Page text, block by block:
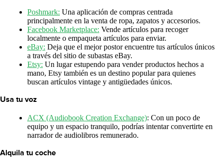
Poshmark: Una aplicación de compras centrada
principalmente en la venta de ropa, zapatos y accesorios.
Facebook Marketplace: Vende artículos para recoger
localmente o empaqueta artículos para enviar.
eBay: Deja que el mejor postor encuentre tus artículos únicos
a través del sitio de subastas eBay.
Etsy: Un lugar estupendo para vender productos hechos a
mano, Etsy también es un destino popular para quienes
buscan artículos vintage y antigüedades únicos.
Usa tu voz
ACX (Audiobook Creation Exchange): Con un poco de
equipo y un espacio tranquilo, podrías intentar convertirte en
narrador de audiolibros remunerado.
Alquila tu coche